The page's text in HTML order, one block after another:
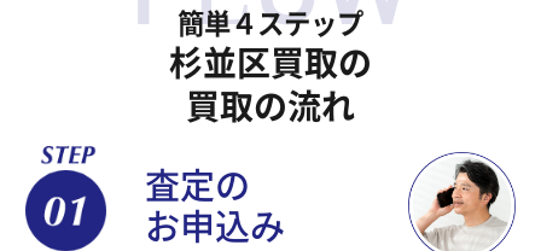
簡単４ステップ
杉並区買取の
買取の流れ
査定の
お申込み